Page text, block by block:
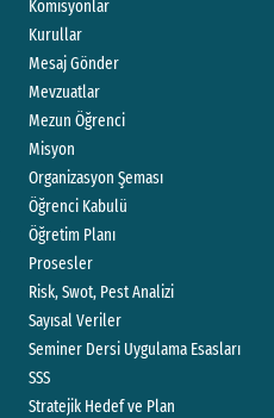
Komisyonlar
Kurullar
Mesaj Gönder
Mevzuatlar
Mezun Öğrenci
Misyon
Organizasyon Şeması
Öğrenci Kabulü
Öğretim Planı
Prosesler
Risk, Swot, Pest Analizi
Sayısal Veriler
Seminer Dersi Uygulama Esasları
SSS
Stratejik Hedef ve Plan